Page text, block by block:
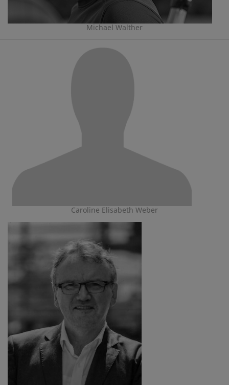
Michael Walther
Caroline Elisabeth Weber